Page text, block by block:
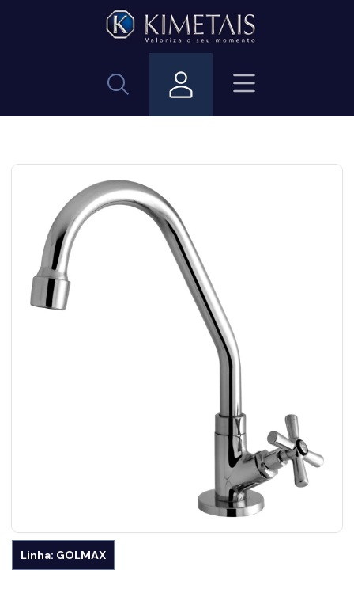
Linha: GOLMAX